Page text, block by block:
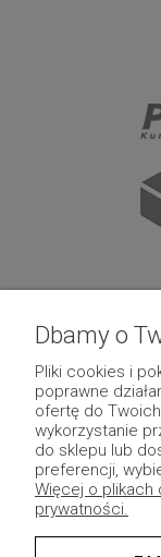
Dbamy o
Pliki cookies i
poprawne
ofertę do
wykorzystanie
do sklepu lub
preferencji,
Więcej o
prywatności.